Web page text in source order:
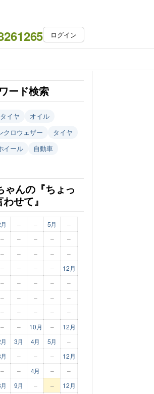
ログイン
ード検索
イヤ
オイル
クロウェザー
タイヤ
イール
自動車
ゃんの『ちょっ
せて』
– – 5月
–
– – – – –
– – – –
–
– – – – 12月
– – – –
–
– – – – –
– – – –
–
– – 10月 – 12月
3月 4月 5月
–
– – – 12月
– – 4月 –
–
9月 – – 12月